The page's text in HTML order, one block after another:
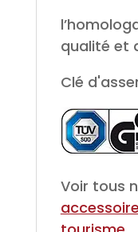
qualité et
Clé
Voir tous